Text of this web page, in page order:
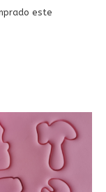
este